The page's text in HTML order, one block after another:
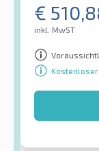
€
inkl. MwST